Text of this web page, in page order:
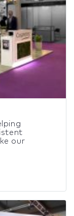
our